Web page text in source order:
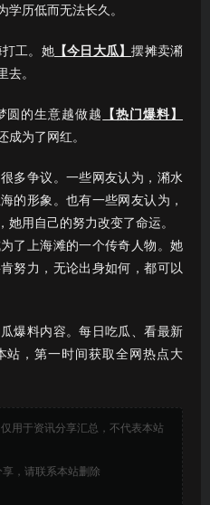
学历低而无法长久。
工。她【今日大瓜】摆摊卖潲
去。
圆的生意越做越
【热门爆料】
成为了网红。
多争议。一些网友认为，潲水
的形象。也有一些网友认为，
她用自己的努力改变了命运。
了上海滩的一个传奇人物。她
努力，无论出身如何，都可以
爆料内容。每日吃瓜、看最新
站，第一时间获取全网热点大
用于资讯分享汇总，不代表本站
，请联系本站删除